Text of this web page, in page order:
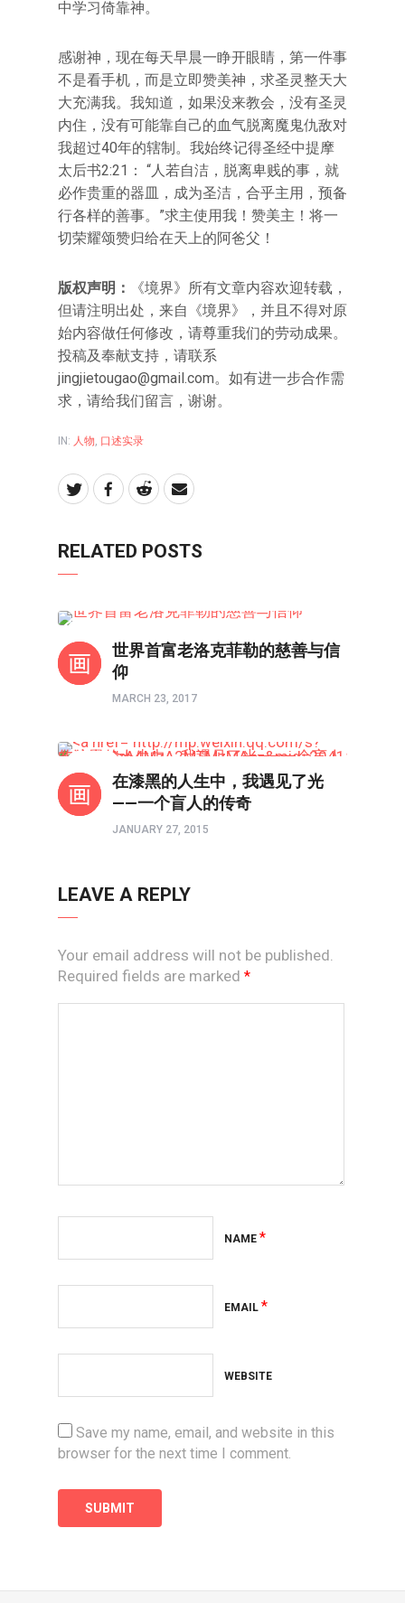
中学习倚靠神。
感谢神，现在每天早晨一睁开眼睛，第一件事
不是看手机，而是立即赞美神，求圣灵整天大
大充满我。我知道，如果没来教会，没有圣灵
内住，没有可能靠自己的血气脱离魔鬼仇敌对
我超过40年的辖制。我始终记得圣经中提摩
太后书2:21： “人若自洁，脱离卑贱的事，就
必作贵重的器皿，成为圣洁，合乎主用，预备
行各样的善事。”求主使用我！赞美主！将一
切荣耀颂赞归给在天上的阿爸父！
版权声明：
《境界》所有文章内容欢迎转载，
但请注明出处，来自《境界》，并且不得对原
始内容做任何修改，请尊重我们的劳动成果。
投稿及奉献支持，请联系
jingjietougao@gmail.com。如有进一步合作需
求，请给我们留言，谢谢。
IN: 人物 口述实录
RELATED POSTS
世界首富老洛克菲勒的慈善与信
仰
MARCH 23, 2017
在漆黑的人生中，我遇见了光
——一个盲人的传奇
JANUARY 27, 2015
LEAVE A REPLY
Your email address will not be published.
Required fields are marked *
NAME *
EMAIL *
WEBSITE
Save my name, email, and website in this
browser for the next time I comment.